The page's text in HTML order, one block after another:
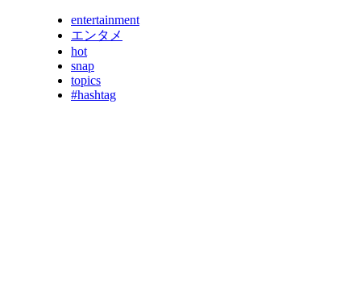
entertainment
エンタメ
hot
snap
topics
#hashtag